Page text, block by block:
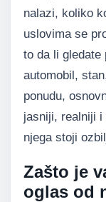
nalazi, koliko
uslovima se
to da li gledate
automobil,
ponudu,
jasniji, realniji
njega stoji
Zašto je
oglas od